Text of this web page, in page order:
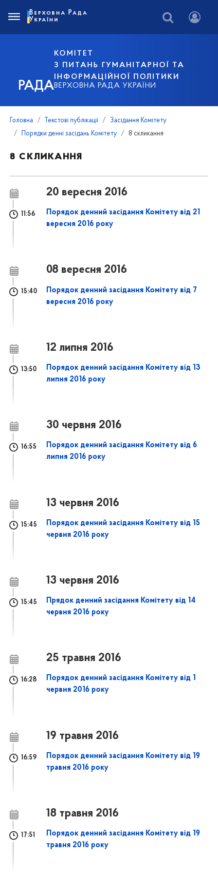
РАДА
КОМІТЕТ
З ПИТАНЬ ГУМАНІТАРНОЇ ТА
ІНФОРМАЦІЙНОЇ ПОЛІТИКИ
ВЕРХОВНА РАДА УКРАЇНИ
Верховна Рада
України
Головна Текстові публікації
Засідання Комітету
Порядки денні засідань Комітету
8 скликання
8 скликання
20 вересня 2016
11:56
Порядок денний засідання Комітету від 21
вересня 2016 року
08 вересня 2016
15:40
Порядок денний засідання Комітету від 7
вересня 2016 року
12 липня 2016
13:50
Порядок денний засідання Комітету від 13
липня 2016 року
30 червня 2016
16:55
Порядок денний засідання Комітету від 6
липня 2016 року
13 червня 2016
15:45
Порядок денний засідання Комітету від 15
червня 2016 року
13 червня 2016
15:45
Прядок денний засідання Комітету від 14
червня 2016 року
25 травня 2016
16:28
Порядок денний засідання Комітету від 1
червня 2016 року
19 травня 2016
16:59
Порядок денний засідання Комітету від 19
травня 2016 року
18 травня 2016
17:51
Порядок денний засідання Комітету від 19
травня 2016 року